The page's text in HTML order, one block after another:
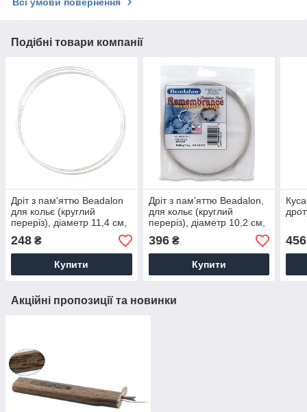
Подібні товари компанії
Дріт з пам'яттю Beadalon
для кольє (круглий
переріз), діаметр 11,4 см,
5 витків, посрібнена
248 ₴
Купити
Дріт з пам'яттю Beadalon,
для кольє (круглий
переріз), діаметр 10,2 см,
33 витки, нержавіюча
сталь.
396₴
Купити
456
Акційні пропозиції та новинки